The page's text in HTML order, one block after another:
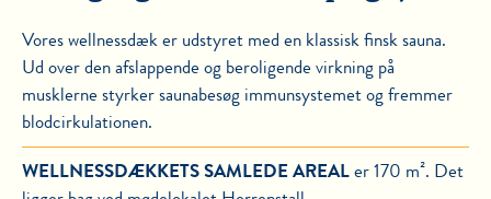
Vores wellnessdæk er udstyret med en klassisk finsk sauna.
Ud over den afslappende og beroligende virkning på
musklerne styrker saunabesøg immunsystemet og fremmer
blodcirkulationen.
WELLNESSDÆKKETSSAMLEDE AREALer 170 m². Det